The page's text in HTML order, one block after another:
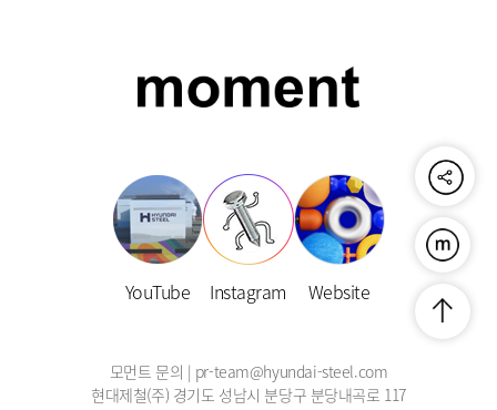
YouTube Instagram Website
모먼트 문의 | pr-team@hyundai-steel.com
현대제철(주) 경기도 성남시 분당구 분당내곡로 117
공유하기
푸른연금
맨위로